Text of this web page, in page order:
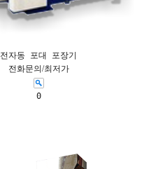
전자동 포대 포장기
전화문의/최저가
0